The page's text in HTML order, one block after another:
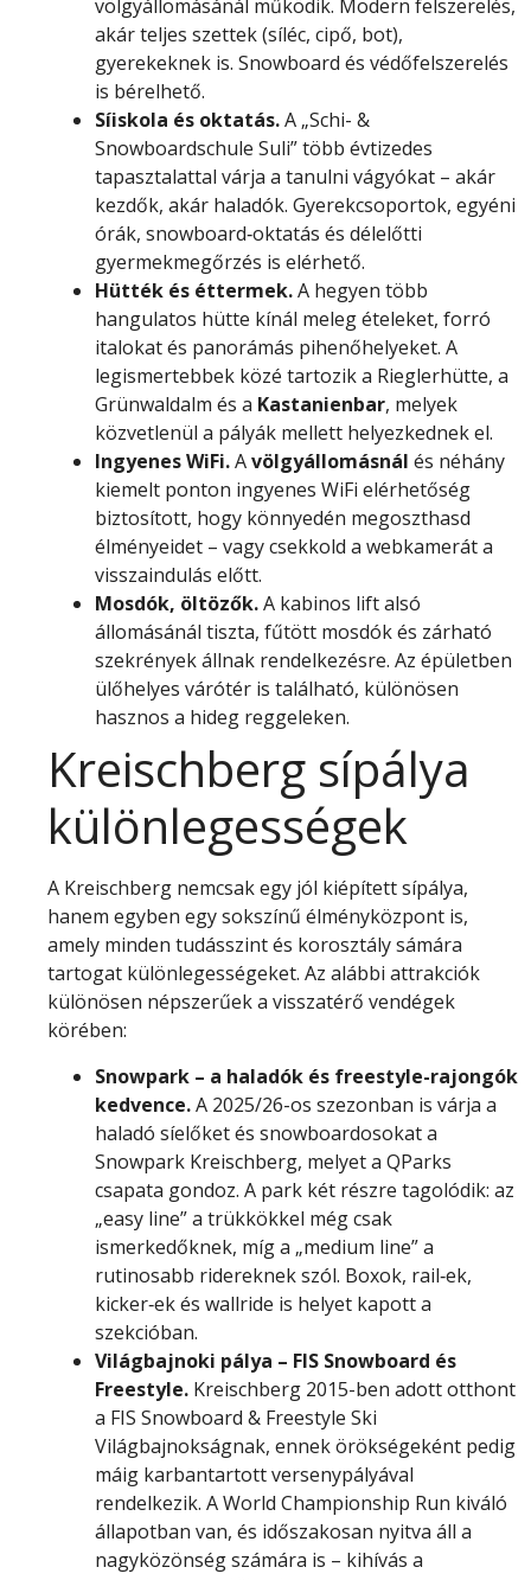
völgyállomásánál működik. Modern felszerelés,
akár teljes szettek (síléc, cipő, bot),
gyerekeknek is. Snowboard és védőfelszerelés
is bérelhető.
Síiskola és oktatás.A „Schi- &
Snowboardschule Suli” több évtizedes
tapasztalattal várja a tanulni vágyókat – akár
kezdők, akár haladók. Gyerekcsoportok, egyéni
órák, snowboard‑oktatás és délelőtti
gyermekmegőrzés is elérhető.
Hütték és éttermek.A hegyen több
hangulatos hütte kínál meleg ételeket, forró
italokat és panorámás pihenőhelyeket. A
legismertebbek közé tartozik a Rieglerhütte, a
Grünwaldalm és a Kastanienbar, melyek
közvetlenül a pályák mellett helyezkednek el.
Ingyenes WiFi.Avölgyállomásnál és néhány
kiemelt ponton ingyenes WiFi elérhetőség
biztosított, hogy könnyedén megoszthasd
élményeidet – vagy csekkold a webkamerát a
visszaindulás előtt.
Mosdók, öltözők.A kabinos lift alsó
állomásánál tiszta, fűtött mosdók és zárható
szekrények állnak rendelkezésre. Az épületben
ülőhelyes várótér is található, különösen
hasznos a hideg reggeleken.
Kreischberg sípálya
különlegességek
A Kreischberg nemcsak egy jól kiépített sípálya,
hanem egyben egy sokszínű élményközpont is,
amely minden tudásszint és korosztály sámára
tartogat különlegességeket. Az alábbi attrakciók
különösen népszerűek a visszatérő vendégek
körében:
Snowpark – a haladók és freestyle-rajongók
kedvence.A 2025/26-os szezonban is várja a
haladó síelőket és snowboardosokat a
Snowpark Kreischberg, melyet a QParks
csapata gondoz. A park két részre tagolódik: az
„easy line” a trükkökkel még csak
ismerkedőknek, míg a „medium line” a
rutinosabb ridereknek szól. Boxok, rail‑ek,
kicker‑ek és wallride is helyet kapott a
szekcióban.
Világbajnoki pálya – FIS Snowboard és
Freestyle. Kreischberg 2015-ben adott otthont
a FIS Snowboard & Freestyle Ski
Világbajnokságnak, ennek örökségeként pedig
máig karbantartott versenypályával
rendelkezik. A World Championship Run kiváló
állapotban van, és időszakosan nyitva áll a
nagyközönség számára is – kihívás a